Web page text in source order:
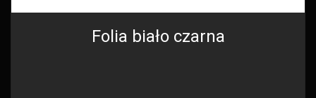
Folia biało czarna